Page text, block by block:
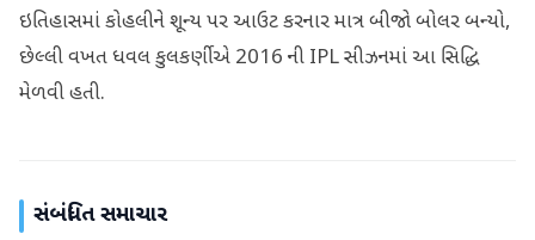
ઇતિહાસમાં કોહલીને શૂન્ય પર આઉટ કરનાર માત્ર બીજો બોલર બન્યો,
છેલ્લી વખત ધવલ કુલકર્ણીએ 2016 ની IPL સીઝનમાં આ સિદ્ધિ
મેળવી હતી.
સંબંધિત સમાચાર